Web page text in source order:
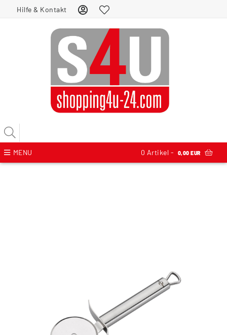
Hilfe & Kontakt
MENU 0 Artikel - 0,00 EUR